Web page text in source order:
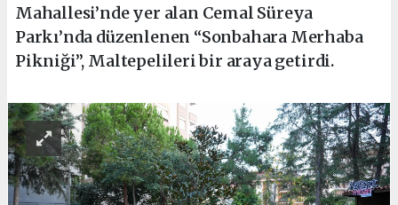
Mahallesi’nde yer alan Cemal Süreya
Parkı’nda düzenlenen “Sonbahara Merhaba
Pikniği”, Maltepelileri bir araya getirdi.